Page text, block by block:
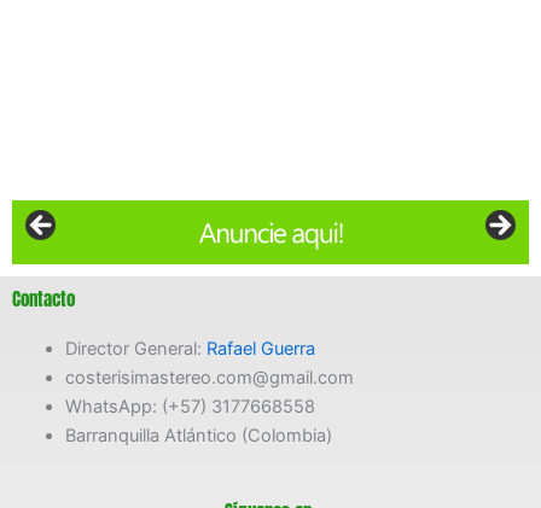
Contacto
Director General: Rafael Guerra
costerisimastereo.com@gmail.com
WhatsApp: (+57) 3177668558
Barranquilla Atlántico (Colombia)